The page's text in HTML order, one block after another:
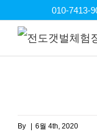
content
010-7413-
By 6월 4th, 2020